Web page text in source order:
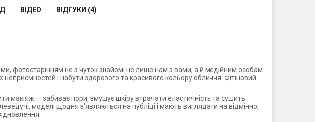
ВІДЕО ВІДГУКИ (4)
фотостарінням не з чуток знайомі не лише нам з вами, а й медійним особам.
і набути здорового та красивого кольору обличчя. Фітіновий
макіяж — забиває пори, змушує шкіру втрачати еластичність та сушить.
моделі щодня з'являються на публіці і мають виглядати на відмінно,